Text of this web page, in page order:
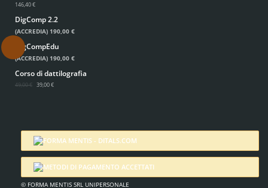
146,40 €
DigComp 2.2
(ACCREDIA) 190,00 €
DigCompEdu
(ACCREDIA) 190,00 €
Corso di dattilografia
49,00 € 39,00 €
© FORMA MENTIS SRL UNIPERSONALE